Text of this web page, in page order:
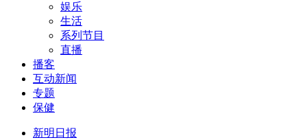
娱乐
生活
系列节目
直播
播客
互动新闻
专题
保健
新明日报